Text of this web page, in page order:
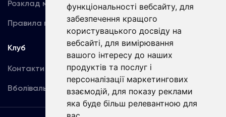
функціональності вебсайту, для
забезпечення кращого
користувацького досвіду на
вебсайті, для вимірювання
вашого інтересу до наших
продуктів та послуг і
персоналізації маркетингових
взаємодій, для показу реклами
яка буде більш релевантною для
Розклад матчів
Правила поведінки
Перша команда
U19
Клуб
Контакти
Вболівальникам